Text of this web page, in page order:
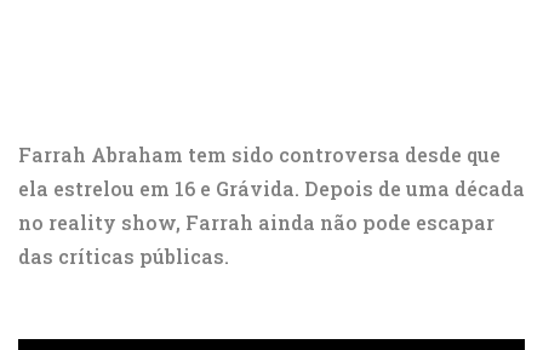
Farrah Abraham tem sido controversa desde que
ela estrelou em 16 e Grávida. Depois de uma década
no reality show, Farrah ainda não pode escapar
das críticas públicas.